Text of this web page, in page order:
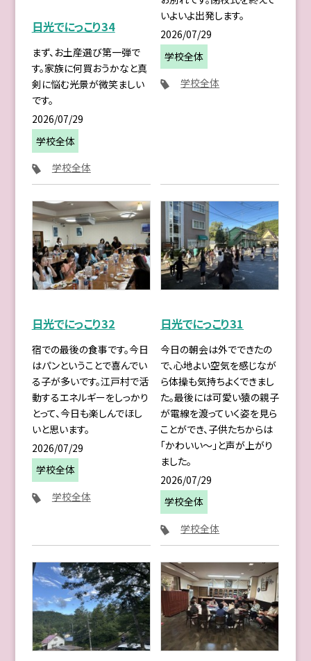
日光でにっこり34
まず、お土産選び第一弾で
す。家族に何買おうかなと真
剣に悩む光景が微笑ましい
です。
2026/07/29
学校全体
学校全体
いよいよ出発します。
2026/07/29
学校全体
学校全体
日光でにっこり32
宿での最後の食事です。今日
はパンということで喜んでい
る子が多いです。江戸村で活
動するエネルギーをしっかり
とって、今日も楽しんでほし
いと思います。
2026/07/29
学校全体
学校全体
日光でにっこり31
今日の朝会は外でできたの
で、心地よい空気を感じなが
ら体操も気持ちよくできまし
た。最後には可愛い猿の親子
が電線を渡っていく姿を見ら
ことができ、子供たちからは
「かわいい〜」と声が上がり
ました。
2026/07/29
学校全体
学校全体